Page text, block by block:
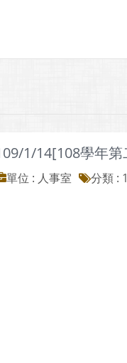
1/14[108學年
單位 : 人事室 分類 :